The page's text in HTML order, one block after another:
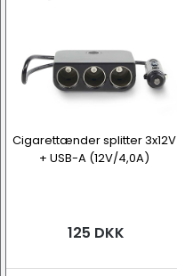
Cigarettænder splitter 3x12V
+ USB-A (12V/4,0A)
125 DKK